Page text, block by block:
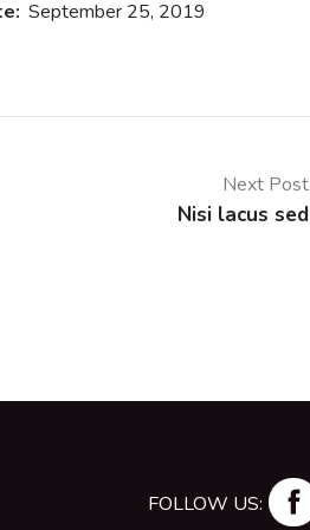
September 25, 2019
Next Post
Nisi lacus sed
FOLLOW US: